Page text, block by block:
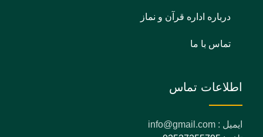
درباره اداره قرآن و نماز
تماس با ما
اطلاعات تماس
ایمیل : info@gmail.com